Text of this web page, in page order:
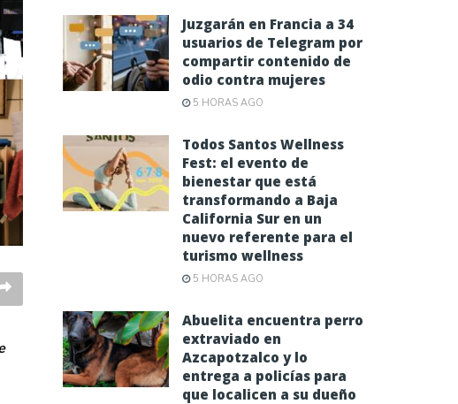
Juzgarán en Francia a 34
usuarios de Telegram por
compartir contenido de
odio contra mujeres
5 HORAS AGO
Todos Santos Wellness
Fest: el evento de
bienestar que está
transformando a Baja
California Sur en un
nuevo referente para el
turismo wellness
5 HORAS AGO
Abuelita encuentra perro
extraviado en
Azcapotzalco y lo
entrega a policías para
que localicen a su dueño